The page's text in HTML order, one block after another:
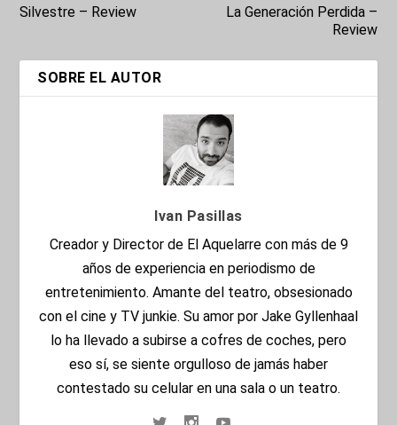
Silvestre – Review
La Generación Perdida –
Review
SOBRE EL AUTOR
Ivan Pasillas
Creador y Director de El Aquelarre con más de 9
años de experiencia en periodismo de
entretenimiento. Amante del teatro, obsesionado
con el cine y TV junkie. Su amor por Jake Gyllenhaal
lo ha llevado a subirse a cofres de coches, pero
eso sí, se siente orgulloso de jamás haber
contestado su celular en una sala o un teatro.